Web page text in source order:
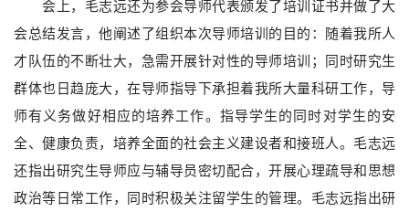
会上，毛志远还为参会导师代表颁发了培训证书并做了大
会总结发言，他阐述了组织本次导师培训的目的：随着我所人
才队伍的不断壮大，急需开展针对性的导师培训；同时研究生
群体也日趋庞大，在导师指导下承担着我所大量科研工作，导
师有义务做好相应的培养工作。指导学生的同时对学生的安
全、健康负责，培养全面的社会主义建设者和接班人。毛志远
还指出研究生导师应与辅导员密切配合，开展心理疏导和思想
政治等日常工作，同时积极关注留学生的管理。毛志远指出研